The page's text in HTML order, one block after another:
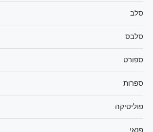
סלב
סלבס
ספורט
ספרות
פוליטיקה
פנאי